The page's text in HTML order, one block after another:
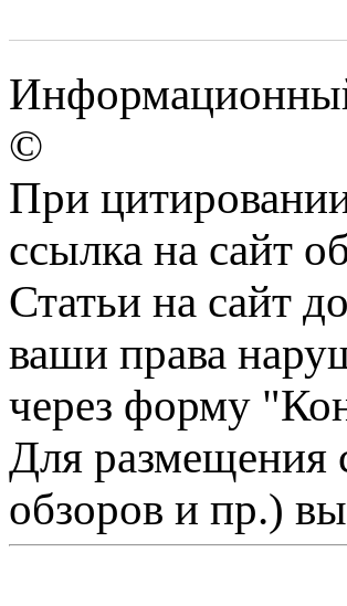
©
При
ссылка на сайт
Статьи на сайт
ваши права
через форму
Для размещения
обзоров и пр.)